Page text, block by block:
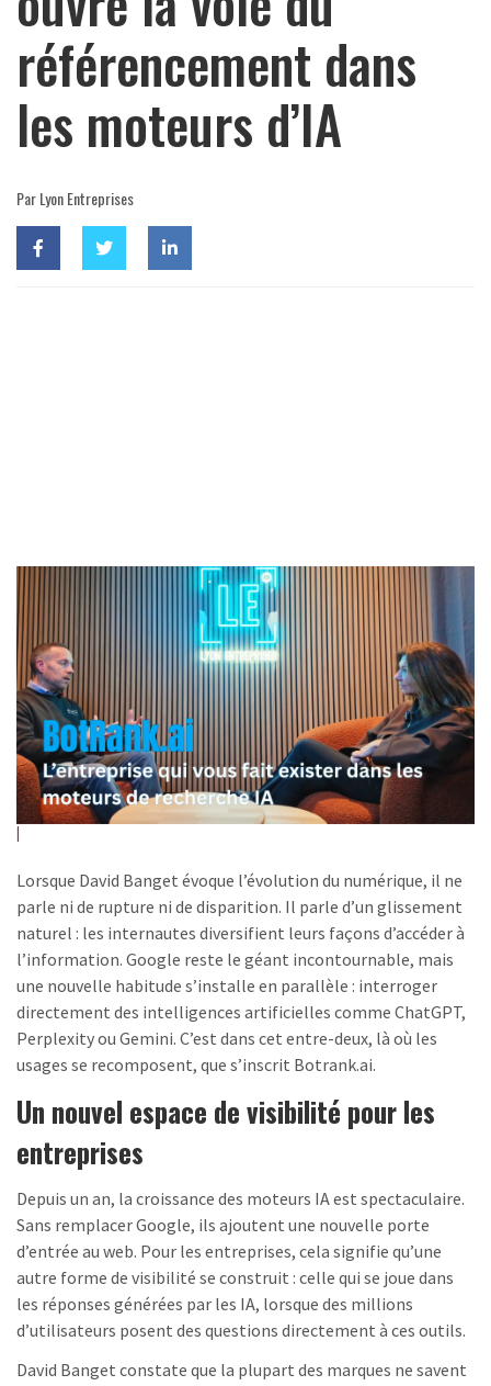
référencement dans
les moteurs d’IA
Par Lyon Entreprises
Lorsque David Banget évoque l’évolution du numérique, il ne
parle ni de rupture ni de disparition. Il parle d’un glissement
naturel : les internautes diversifient leurs façons d’accéder à
l’information. Google reste le géant incontournable, mais
une nouvelle habitude s’installe en parallèle : interroger
directement des intelligences artificielles comme ChatGPT,
Perplexity ou Gemini. C’est dans cet entre-deux, là où les
usages se recomposent, que s’inscrit Botrank.ai.
Un nouvel espace de visibilité pour les
entreprises
Depuis un an, la croissance des moteurs IA est spectaculaire.
Sans remplacer Google, ils ajoutent une nouvelle porte
d’entrée au web. Pour les entreprises, cela signifie qu’une
autre forme de visibilité se construit : celle qui se joue dans
les réponses générées par les IA, lorsque des millions
d’utilisateurs posent des questions directement à ces outils.
David Banget constate que la plupart des marques ne savent